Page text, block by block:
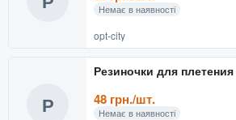
Немає в наявності
opt-city
Р
Резиночки для
48 грн./шт.
Немає в наявності